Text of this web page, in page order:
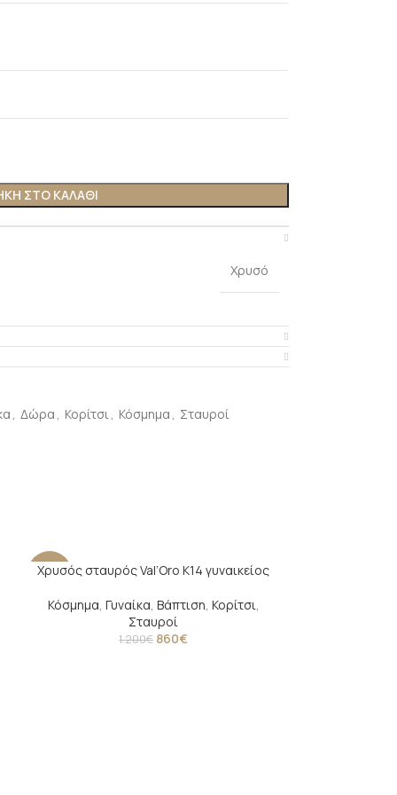
ΣΤΟ ΚΑΛΑΘΙ
Χρυσό
, Δώρα , Κορίτσι, Κόσμημα , Σταυροί
-28%
Χρυσός σταυρός Val’Oro Κ14 γυναικείος
Κόσμημα, Γυναίκα, Βάπτιση, Κορίτσι,
Σταυροί
1.200€ 860€